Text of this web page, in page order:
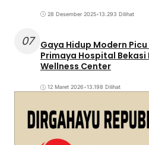
28 Desember 2025•13.293 Dilihat
07
Gaya Hidup Modern
Primaya Hospital
Wellness Center
12 Maret 2026•13.198 Dilihat